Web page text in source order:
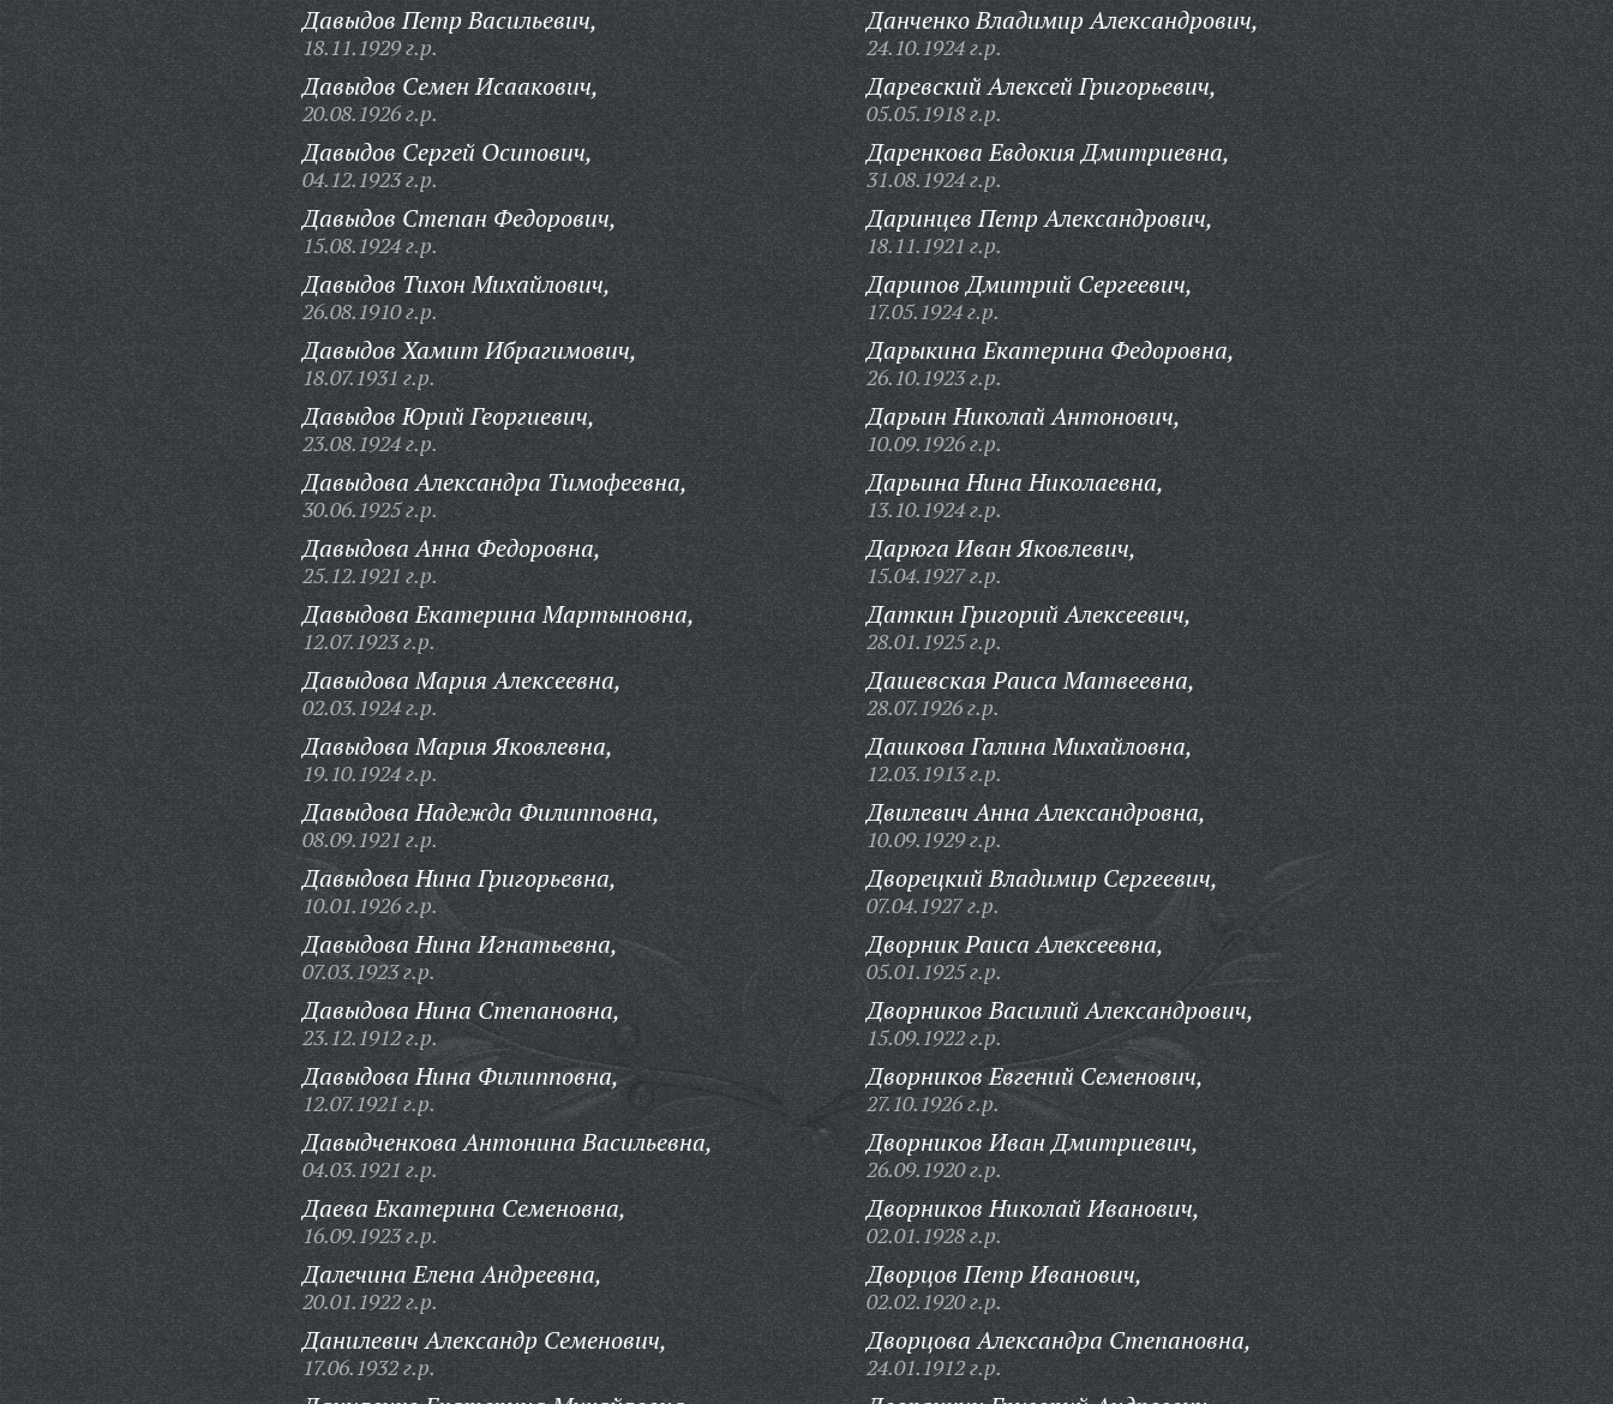
Давыдов Петр Васильевич,
18.11.1929 г.р.
Давыдов Семен Исаакович,
20.08.1926 г.р.
Давыдов Сергей Осипович,
04.12.1923 г.р.
Давыдов Степан Федорович,
15.08.1924 г.р.
Давыдов Тихон Михайлович,
26.08.1910 г.р.
Давыдов Хамит Ибрагимович,
18.07.1931 г.р.
Давыдов Юрий Георгиевич,
23.08.1924 г.р.
Давыдова Александра Тимофеевна,
30.06.1925 г.р.
Давыдова Анна Федоровна,
25.12.1921 г.р.
Давыдова Екатерина Мартыновна,
12.07.1923 г.р.
Давыдова Мария Алексеевна,
02.03.1924 г.р.
Давыдова Мария Яковлевна,
19.10.1924 г.р.
Давыдова Надежда Филипповна,
08.09.1921 г.р.
Давыдова Нина Григорьевна,
10.01.1926 г.р.
Давыдова Нина Игнатьевна,
07.03.1923 г.р.
Давыдова Нина Степановна,
23.12.1912 г.р.
Давыдова Нина Филипповна,
12.07.1921 г.р.
Давыдченкова Антонина Васильевна,
04.03.1921 г.р.
Даева Екатерина Семеновна,
16.09.1923 г.р.
Далечина Елена Андреевна,
20.01.1922 г.р.
Данилевич Александр Семенович,
17.06.1932 г.р.
Данченко Владимир Александрович,
24.10.1924 г.р.
Даревский Алексей Григорьевич,
05.05.1918 г.р.
Даренкова Евдокия Дмитриевна,
31.08.1924 г.р.
Даринцев Петр Александрович,
18.11.1921 г.р.
Дарипов Дмитрий Сергеевич,
17.05.1924 г.р.
Дарыкина Екатерина Федоровна,
26.10.1923 г.р.
Дарьин Николай Антонович,
10.09.1926 г.р.
Дарьина Нина Николаевна,
13.10.1924 г.р.
Дарюга Иван Яковлевич,
15.04.1927 г.р.
Даткин Григорий Алексеевич,
28.01.1925 г.р.
Дашевская Раиса Матвеевна,
28.07.1926 г.р.
Дашкова Галина Михайловна,
12.03.1913 г.р.
Двилевич Анна Александровна,
10.09.1929 г.р.
Дворецкий Владимир Сергеевич,
07.04.1927 г.р.
Дворник Раиса Алексеевна,
05.01.1925 г.р.
Дворников Василий Александрович,
15.09.1922 г.р.
Дворников Евгений Семенович,
27.10.1926 г.р.
Дворников Иван Дмитриевич,
26.09.1920 г.р.
Дворников Николай Иванович,
02.01.1928 г.р.
Дворцов Петр Иванович,
02.02.1920 г.р.
Дворцова Александра Степановна,
24.01.1912 г.р.